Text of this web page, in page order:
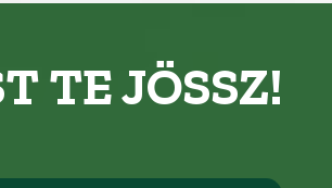
TE JÖSSZ!